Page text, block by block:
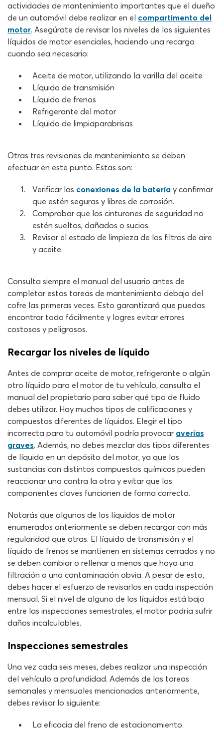
actividades de mantenimiento importantes que el dueño
de un automóvil debe realizar en el compartimento del
motor. Asegúrate de revisar los niveles de los siguientes
líquidos de motor esenciales, haciendo una recarga
cuando sea necesario:
Aceite de motor, utilizando la varilla del aceite
Líquido de transmisión
Líquido de frenos
Refrigerante del motor
Líquido de limpiaparabrisas
Otras tres revisiones de mantenimiento se deben
efectuar en este punto. Estas son:
Verificar las conexiones de la batería y confirmar
que estén seguras y libres de corrosión.
Comprobar que los cinturones de seguridad no
estén sueltos, dañados o sucios.
Revisar el estado de limpieza de los filtros de aire
y aceite.
Consulta siempre el manual del usuario antes de
completar estas tareas de mantenimiento debajo del
cofre las primeras veces. Esto garantizará que puedas
encontrar todo fácilmente y logres evitar errores
costosos y peligrosos.
Recargar los niveles de líquido
Antes de comprar aceite de motor, refrigerante o algún
otro líquido para el motor de tu vehículo, consulta el
manual del propietario para saber qué tipo de fluido
debes utilizar. Hay muchos tipos de calificaciones y
compuestos diferentes de líquidos. Elegir el tipo
incorrecta para tu automóvil podría provocar averías
graves. Además, no debes mezclar dos tipos diferentes
de líquido en un depósito del motor, ya que las
sustancias con distintos compuestos químicos pueden
reaccionar una contra la otra y evitar que los
componentes claves funcionen de forma correcta.
Notarás que algunos de los líquidos de motor
enumerados anteriormente se deben recargar con más
regularidad que otras. El líquido de transmisión y el
líquido de frenos se mantienen en sistemas cerrados y no
se deben cambiar o rellenar a menos que haya una
filtración o una contaminación obvia. A pesar de esto,
debes hacer el esfuerzo de revisarlos en cada inspección
mensual. Si el nivel de alguno de los líquidos está bajo
entre las inspecciones semestrales, el motor podría sufrir
daños incalculables.
Inspecciones semestrales
Una vez cada seis meses, debes realizar una inspección
del vehículo a profundidad. Además de las tareas
semanales y mensuales mencionadas anteriormente,
debes revisar lo siguiente:
La eficacia del freno de estacionamiento.